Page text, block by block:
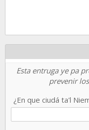
Esta entruga ye pa
prevenir
¿En que ciudá ta'l